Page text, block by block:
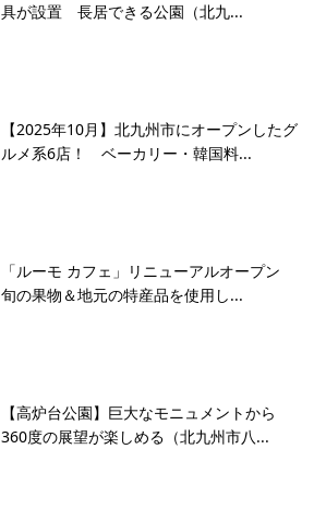
具が設置 長居できる公園（北九...
【2025年10月】北九州市にオープンしたグ
ルメ系6店！ ベーカリー・韓国料...
「ルーモ カフェ」リニューアルオープン
旬の果物＆地元の特産品を使用し...
【高炉台公園】巨大なモニュメントから
360度の展望が楽しめる（北九州市八...